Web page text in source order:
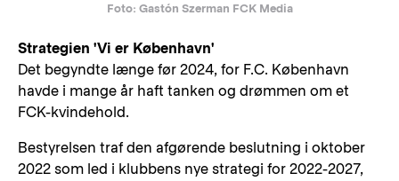
Foto: Gastón Szerman FCK Media
Strategien 'Vi er København'
Det begyndte længe før 2024, for F.C. København
havde i mange år haft tanken og drømmen om et
FCK-kvindehold.
Bestyrelsen traf den afgørende beslutning i oktober
2022 som led i klubbens nye strategi for 2022-2027,